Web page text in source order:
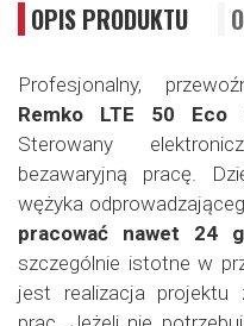
OPIS PRODUKTU
Profesjonalny,
Remko LTE 50 Eco
Sterowany
bezawaryjną pracę.
wężyka
pracować nawet 24
szczególnie istotne w
jest realizacja projektu